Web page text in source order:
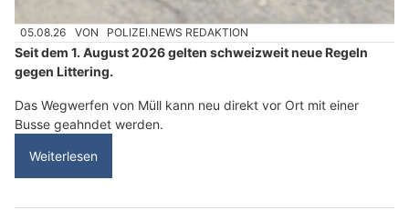
05.08.26 VON POLIZEI.NEWS REDAKTION
Seit dem 1. August 2026 gelten schweizweit neue Regeln
gegen Littering.
Das Wegwerfen von Müll kann neu direkt vor Ort mit einer
Busse geahndet werden.
Weiterlesen